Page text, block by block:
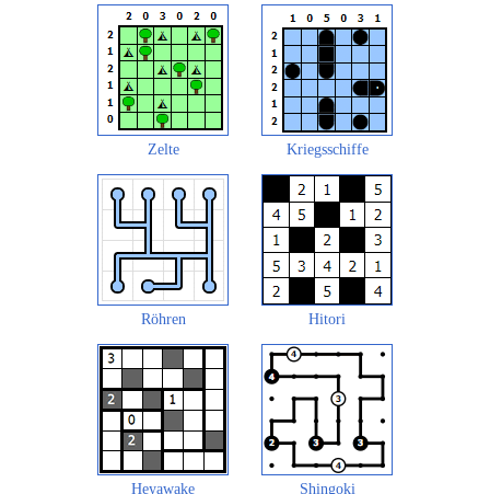
Zelte Kriegsschiffe
Röhren Hitori
Heyawake Shingoki